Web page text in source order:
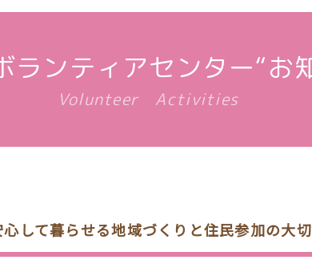
ランティアセンター“お
Volunteer Activities
して暮らせる地域づくりと住民参加の大